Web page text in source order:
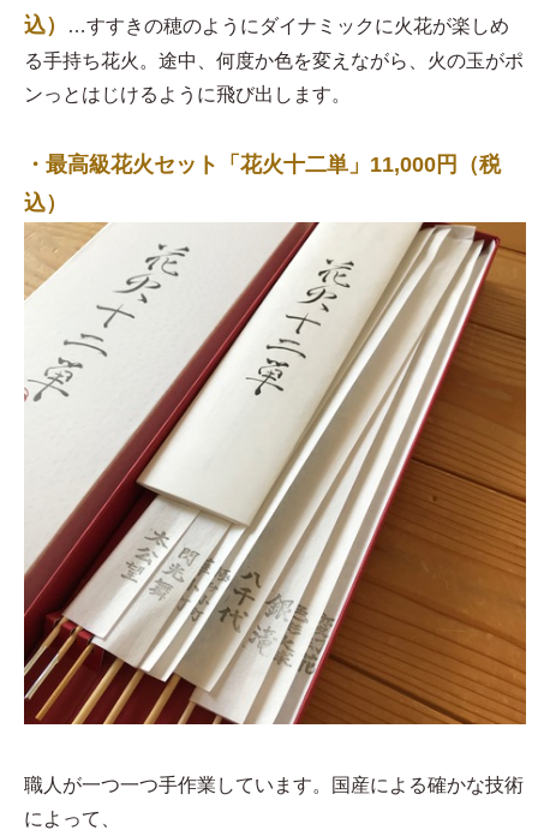
込）
…すすきの穂のようにダイナミックに火花が楽しめ
る手持ち花火。途中、何度か色を変えながら、火の玉がポ
ンっとはじけるように飛び出します。
・最高級花火セット「花火十二単」11,000円（税
込）
職人が一つ一つ手作業しています。国産による確かな技術
によって、